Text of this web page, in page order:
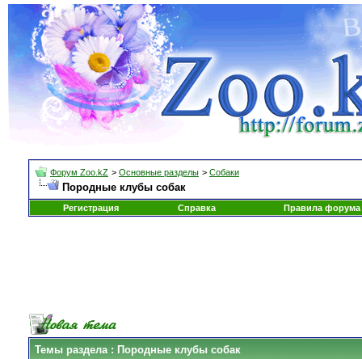
Форум Zoo.kZ > Основные разделы > Собаки
Породные клубы собак
Регистрация Справка Правила форума
Темы раздела: Породные клубы собак